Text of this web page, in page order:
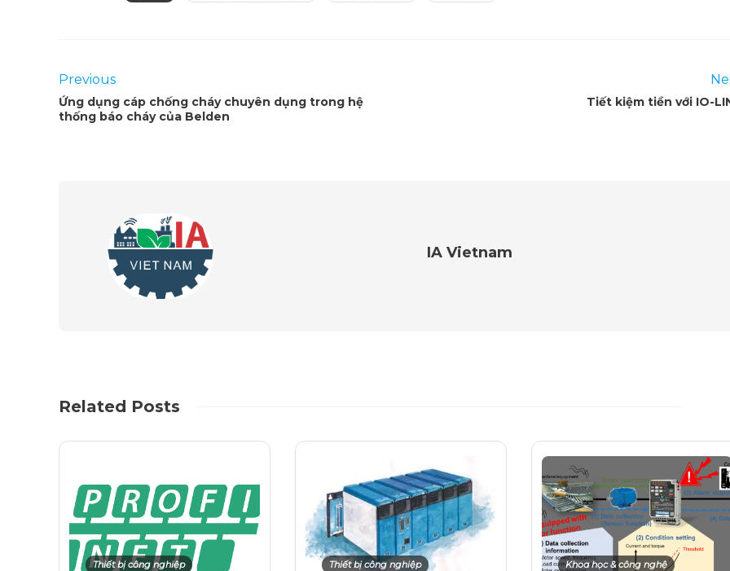
Previous
Ứng dụng cáp chống cháy chuyên dụng trong hệ
thống báo cháy của Belden
Tiết kiệm tiền với IO-
IA Vietnam
Related Posts
Thiết bị công nghiệp Thiết bị công nghiệp Khoa học & công nghệ